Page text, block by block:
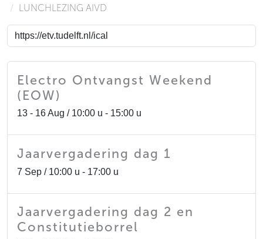
LUNCHLEZING AIVD
Electro Ontvangst Weekend
(EOW)
13 - 16 Aug / 10:00 u - 15:00 u
Jaarvergadering dag 1
7 Sep / 10:00 u - 17:00 u
Jaarvergadering dag 2 en
Constitutieborrel